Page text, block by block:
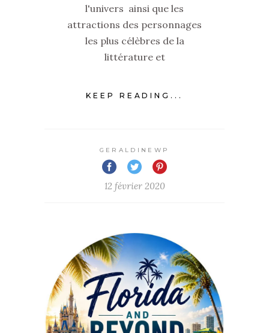
l'univers ainsi que les
attractions des personnages
les plus célèbres de la
littérature et
KEEP READING...
GERALDINEWP
12 février 2020